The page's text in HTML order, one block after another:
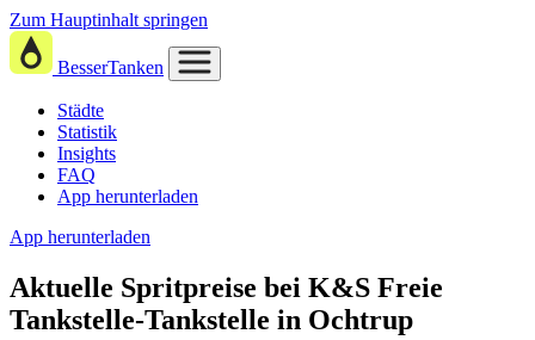
Zum Hauptinhalt springen
BesserTanken
Städte
Statistik
Insights
FAQ
App herunterladen
App herunterladen
Aktuelle Spritpreise bei K&S Freie
Tankstelle-Tankstelle in Ochtrup